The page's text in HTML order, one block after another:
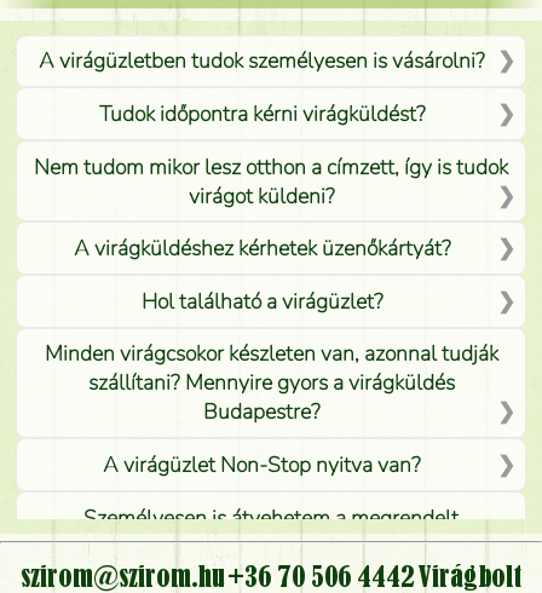
A virágüzletben tudok személyesen is vásárolni?
Tudok időpontra kérni virágküldést?
Nem tudom mikor lesz otthon a címzett, így is tudok
virágot küldeni?
A virágküldéshez kérhetek üzenőkártyát?
Hol található a virágüzlet?
Minden virágcsokor készleten van, azonnal tudják
szállítani? Mennyire gyors a virágküldés
Budapestre?
A virágüzlet Non-Stop nyitva van?
Személyesen is átvehetem a megrendelt
virágcsokrot, vagy csak virágküldéssel, kiszállítással
kérhető?
szirom@szirom.hu+36 70 506 4442 Virágbolt